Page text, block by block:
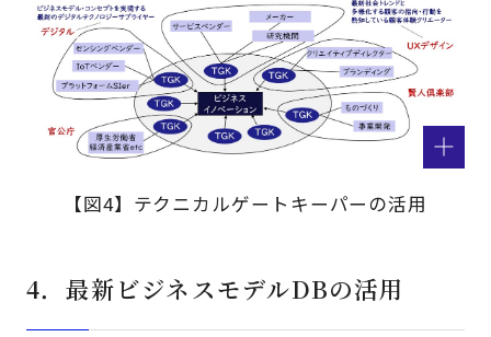
【図4】テクニカルゲートキーパーの活用
4．最新ビジネスモデルDBの活用